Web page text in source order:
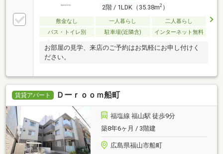
2階 / 1LDK（35.38m2）
敷金なし 一人暮らし
二人暮らし
バス・トイレ別
駐車場(近隣含) インターネット無料
お部屋の見学、来店のご予約はお気軽にお申し付けく
ださい。
賃貸アパート Ｄーｒｏｏｍ船町
福塩線 福山駅 徒歩9分
築8年6ヶ月 / 3階建
広島県福山市船町